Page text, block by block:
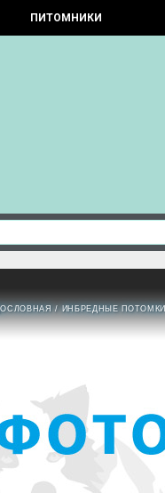
ПИТОМНИКИ
/ИНБРЕДНЫЕ ПОТОМКИ